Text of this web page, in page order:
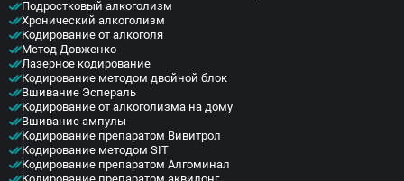
Подростковый алкоголизм
Хронический алкоголизм
Кодирование от алкоголя
Метод Довженко
Лазерное кодирование
Кодирование методом двойной блок
Вшивание Эспераль
Кодирование от алкоголизма на дому
Вшивание ампулы
Кодирование препаратом Вивитрол
Кодирование методом SIT
Кодирование препаратом Алгоминал